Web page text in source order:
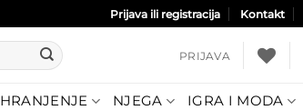
Prijava ili registracija Kontakt
PRIJAVA
HRANJENJE NJEGA IGRA I MODA